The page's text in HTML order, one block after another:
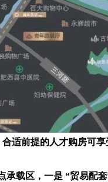
适前提的人才购房可
区，一是 “贸易配